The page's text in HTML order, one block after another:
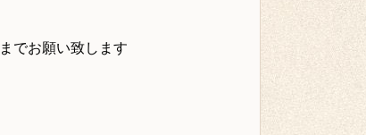
までお願い致します